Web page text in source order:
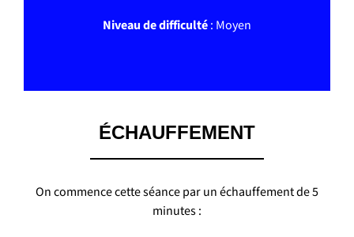
Niveau de difficulté: Moyen
ÉCHAUFFEMENT
On commence cette séance par un échauffement de 5
minutes :